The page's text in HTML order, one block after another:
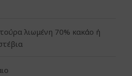
λιωμένη 70% κακάο ή